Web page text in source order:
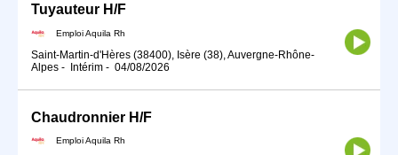
Tuyauteur H/F
Emploi Aquila Rh
Saint-Martin-d'Hères (38400), Isère (38), Auvergne-Rhône-
Alpes - Intérim - 04/08/2026
Chaudronnier H/F
Emploi Aquila Rh